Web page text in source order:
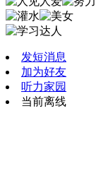
发短消息
加为好友
听力家园
当前离线